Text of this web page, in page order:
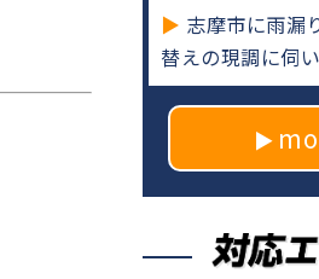
志摩市に雨漏
替えの現調に伺